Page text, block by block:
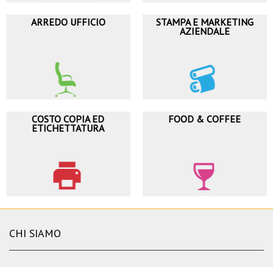
ARREDO UFFICIO STAMPA E MARKETING
AZIENDALE
COSTO COPIA ED
ETICHETTATURA
FOOD & COFFEE
CHI SIAMO